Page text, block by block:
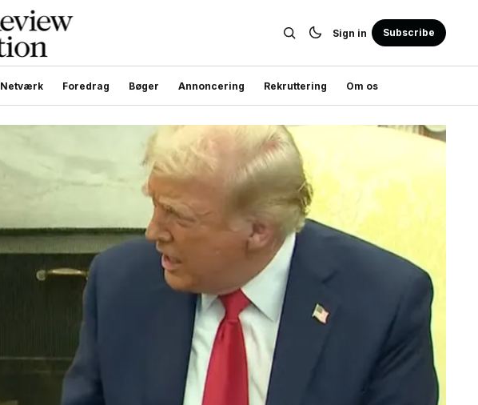
Sign in Subscribe
Netværk Foredrag Bøger Annoncering Rekruttering Om os